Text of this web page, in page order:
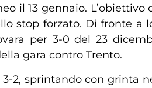
il 13 gennaio.
stop forzato. Di fronte a
per 3-0 del 23
gara contro Trento.
2, sprintando con grinta